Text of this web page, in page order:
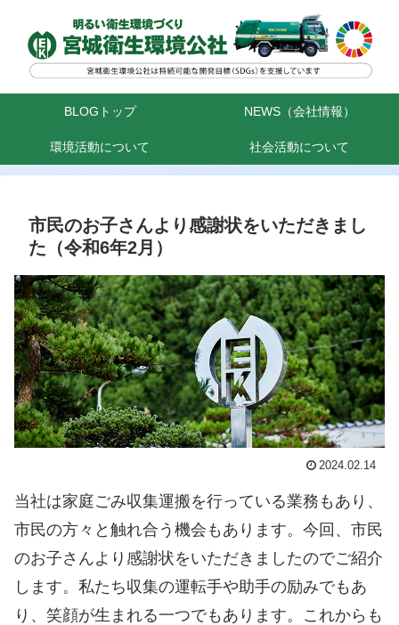
BLOGトップ NEWS（会社情報）
環境活動について 社会活動について
市民のお子さんより感謝状をいただきまし
た（令和6年2月）
2024.02.14
当社は家庭ごみ収集運搬を行っている業務もあり、
市民の方々と触れ合う機会もあります。今回、市民
のお子さんより感謝状をいただきましたのでご紹介
します。私たち収集の運転手や助手の励みでもあ
り、笑顔が生まれる一つでもあります。これからも